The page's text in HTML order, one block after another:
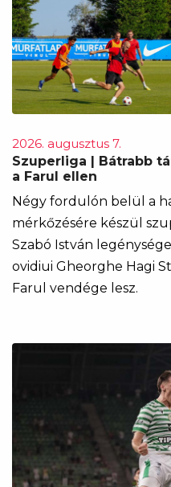
2026. augusztus 7.
Szuperliga | Bátrabb
a Farul ellen
Négy fordulón belül a
mérkőzésére készül
Szabó István
ovidiui Gheorghe Hagi
Farul vendége lesz.